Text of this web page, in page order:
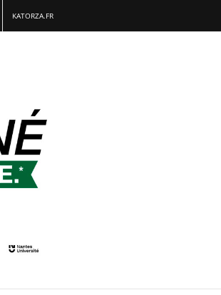
KATORZA.FR